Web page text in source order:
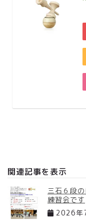
関連記事を表示
三石６段
練習会です
2026年